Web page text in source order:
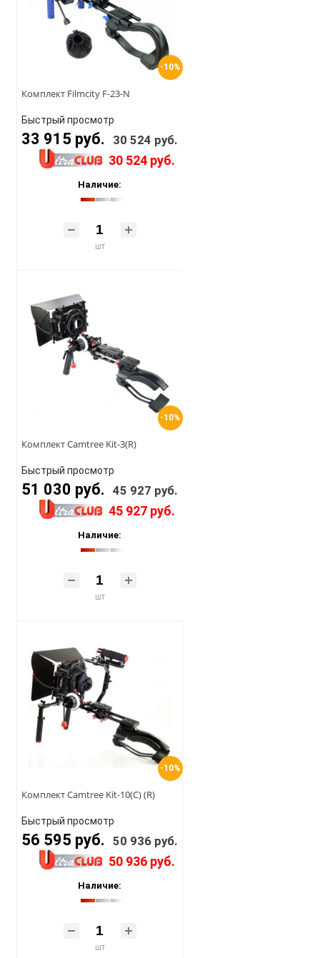
-10%
Комплект Filmcity F-23-N
Быстрый просмотр
33 915 руб. 30 524 руб.
30 524 руб.
Наличие:
шт
-10%
Комплект Camtree Kit-3(R)
Быстрый просмотр
51 030 руб. 45 927 руб.
45 927 руб.
Наличие:
шт
-10%
Комплект Camtree Kit-10(C) (R)
Быстрый просмотр
56 595 руб. 50 936 руб.
50 936 руб.
Наличие:
шт